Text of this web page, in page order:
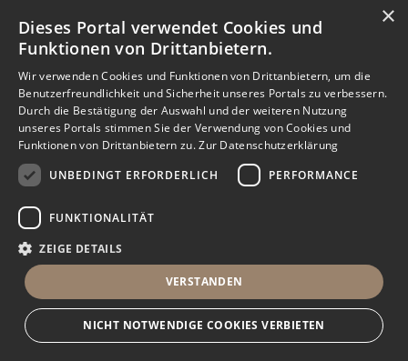
Laufenburg 9
Baden-Württemberg 606 Karlsruhe 7
Karlsruhe Oststadt
1
Donaueschingen
Baden-Württemberg
Baden-Württemberg 606
Mühlhausen 2
×
Dieses Portal verwendet Cookies und
Funktionen von Drittanbietern.
Wir verwenden Cookies und Funktionen von Drittanbietern, um die
Benutzerfreundlichkeit und Sicherheit unseres Portals zu verbessern.
Durch die Bestätigung der Auswahl und der weiteren Nutzung
unseres Portals stimmen Sie der Verwendung von Cookies und
Funktionen von Drittanbietern zu.Zur Datenschutzerklärung
UNBEDINGT ERFORDERLICH
PERFORMANCE
FUNKTIONALITÄT
ZEIGE DETAILS
VERSTANDEN
NICHT NOTWENDIGE COOKIES VERBIETEN